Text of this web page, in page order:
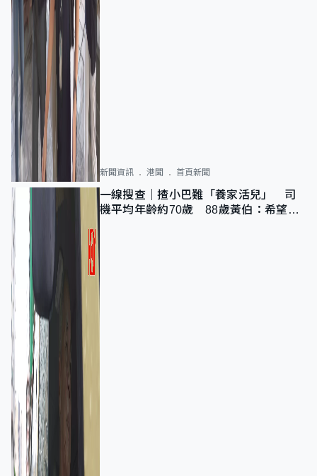
新聞資訊 港聞 首頁新聞
一線搜查｜揸小巴難「養家活兒」 司
機平均年齡約70歲 88歲黃伯：希望一